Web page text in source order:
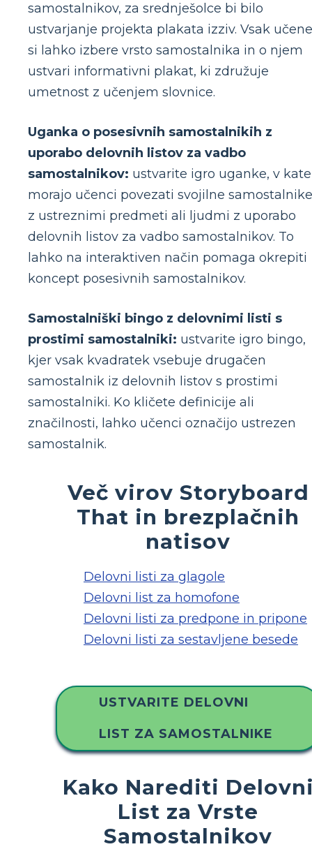
samostalnikov, za srednješolce bi bilo
ustvarjanje projekta plakata izziv. Vsak
si lahko izbere vrsto samostalnika in o njem
ustvari informativni plakat, ki združuje
umetnost z učenjem slovnice.
Uganka o posesivnih samostalnikih z
uporabo delovnih listov za vadbo
samostalnikov: ustvarite igro uganke, v
morajo učenci povezati svojilne samostalnike
z ustreznimi predmeti ali ljudmi z uporabo
delovnih listov za vadbo samostalnikov. To
lahko na interaktiven način pomaga okrepiti
koncept posesivnih samostalnikov.
Samostalniški bingo z delovnimi listi s
prostimi samostalniki: ustvarite igro bingo,
kjer vsak kvadratek vsebuje drugačen
samostalnik iz delovnih listov s prostimi
samostalniki. Ko kličete definicije ali
značilnosti, lahko učenci označijo ustrezen
samostalnik.
Več virov Storyboard
That in brezplačnih
natisov
Delovni listi za glagole
Delovni list za homofone
Delovni listi za predpone in pripone
Delovni listi za sestavljene besede
USTVARITE DELOVNI
LIST ZA SAMOSTALNIKE
Kako Narediti
List za Vrste
Samostalnikov